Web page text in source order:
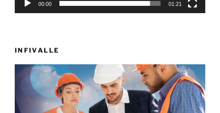
00:00 01:21
INFIVALLE